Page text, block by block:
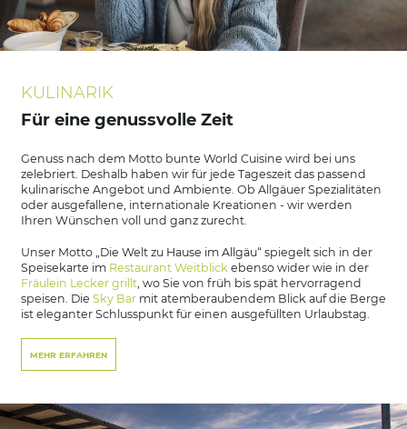
KULINARIK
Für eine genussvolle Zeit
Genuss nach dem Motto bunte World Cuisine wird bei uns
zelebriert. Deshalb haben wir für jede Tageszeit das passend
kulinarische Angebot und Ambiente. Ob Allgäuer Spezialitäten
oder ausgefallene, internationale Kreationen - wir werden
Ihren Wünschen voll und ganz zurecht.
Unser Motto „Die Welt zu Hause im Allgäu“ spiegelt sich in der
Speisekarte im Restaurant Weitblickebenso wider wie in der
Fräulein Lecker grillt, wo Sie von früh bis spät hervorragend
speisen. Die Sky Barmit atemberaubendem Blick auf die Berge
ist eleganter Schlusspunkt für einen ausgefüllten Urlaubstag.
MEHR ERFAHREN